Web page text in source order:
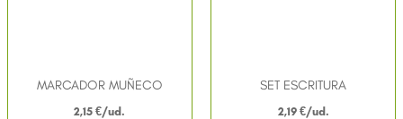
MARCADOR MUÑECO
2,15 €
SET ESCRITURA
2,19 €